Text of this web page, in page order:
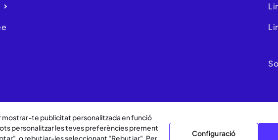
mostrar-te publicitat personalitzada en funció
personalitzar les teves preferències prement
o rebutjar-les seleccionant "Rebutjar". Per
Configuració